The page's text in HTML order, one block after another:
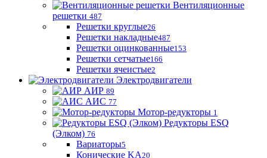
Вентиляционные
решетки 487
Решетки круглые26
Решетки накладные487
Решетки оцинкованные153
Решетки сетчатые166
Решетки ячеистые2
Электродвигатели
АИР 89
АИС 77
Мотор-редукторы 1
Редукторы ESQ
(Элком) 76
Вариаторы5
Конические KA20